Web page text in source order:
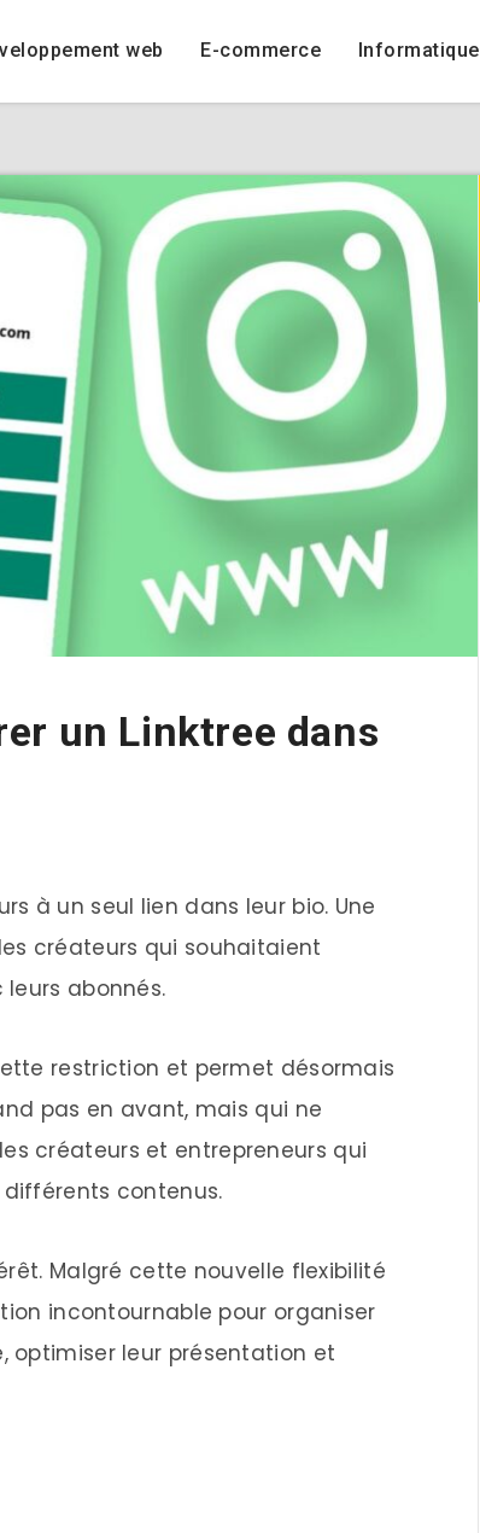
web E-commerce Informatique
un Linktree dans
à un seul lien dans leur bio. Une
créateurs qui souhaitaient
abonnés.
restriction et permet désormais
pas en avant, mais qui ne
créateurs et entrepreneurs qui
contenus.
Malgré cette nouvelle flexibilité
incontournable pour organiser
optimiser leur présentation et